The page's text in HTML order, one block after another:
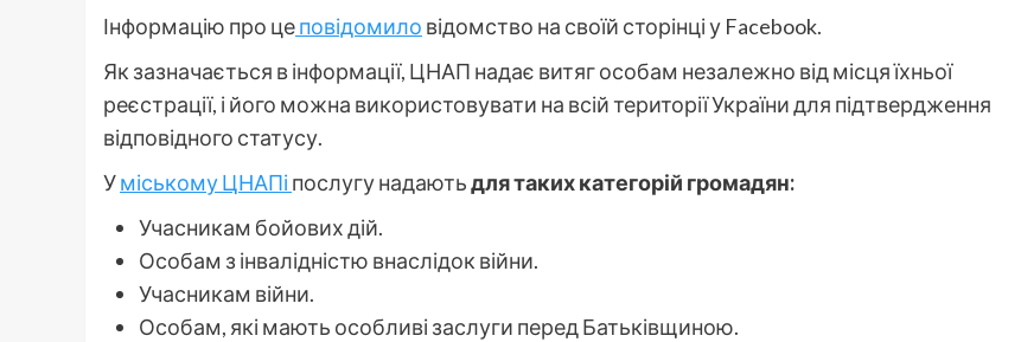
Інформацію про цеповідомило відомство на своїй сторінці у Facebook.
Як зазначається в інформації, ЦНАП надає витяг особам незалежно від місця їхньої
реєстрації, і його можна використовувати на всій території України для підтвердження
відповідного статусу.
Уміському ЦНАПіпослугу надаютьдля таких категорій громадян:
Учасникам бойових дій.
Особам з інвалідністю внаслідок війни.
Учасникам війни.
Особам, які мають особливі заслуги перед Батьківщиною.